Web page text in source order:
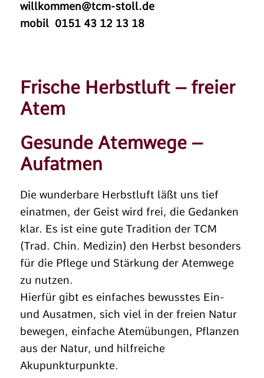
willkommen@tcm-stoll.de
mobil 0151 43 12 13 18
Frische Herbstluft – freier
Atem
Gesunde Atemwege –
Aufatmen
Die wunderbare Herbstluft läßt uns tief
einatmen, der Geist wird frei, die Gedanken
klar. Es ist eine gute Tradition der TCM
(Trad. Chin. Medizin) den Herbst besonders
für die Pflege und Stärkung der Atemwege
zu nutzen.
Hierfür gibt es einfaches bewusstes Ein-
und Ausatmen, sich viel in der freien Natur
bewegen, einfache Atemübungen, Pflanzen
aus der Natur, und hilfreiche
Akupunkturpunkte.